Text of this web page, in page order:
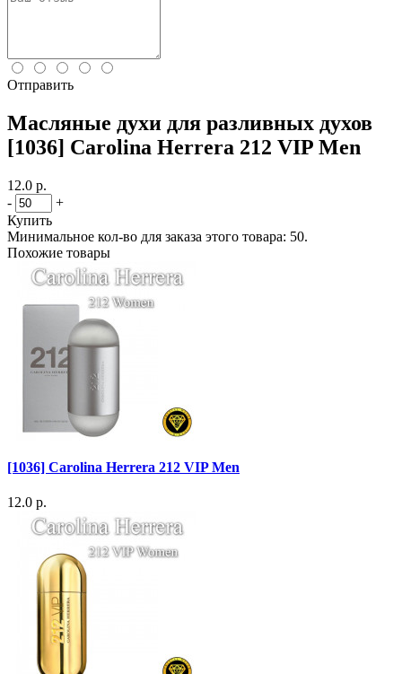
Отправить
Масляные духи для разливных духов
[1036] Carolina Herrera 212 VIP Men
12.0 р.
-
+
Купить
Минимальное кол-во для заказа этого товара: 50.
Похожие товары
[1036] Carolina Herrera 212 VIP Men
12.0 р.